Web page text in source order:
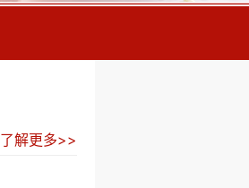
了解更多>>